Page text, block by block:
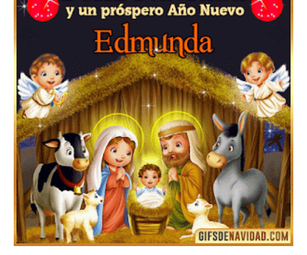
Feliz Navidad y próspero Año Nuevo Gladis